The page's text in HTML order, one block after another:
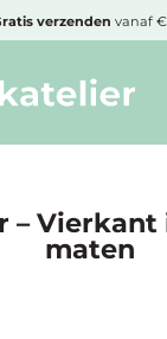
verzenden vanaf
– Vierkant
maten